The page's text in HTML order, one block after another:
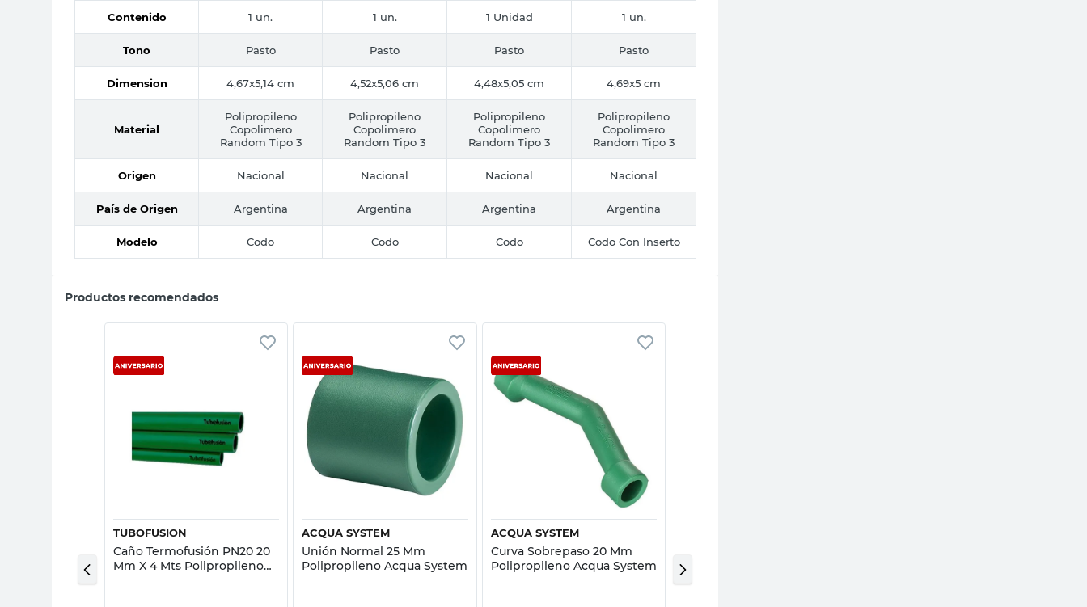
Contenido 1 un. 1 un. 1 Unidad 1 un.
Tono Pasto Pasto Pasto Pasto
Dimension 4,67x5,14 cm 4,52x5,06 cm 4,48x5,05 cm 4,69x5 cm
Material
Polipropileno
Copolimero
Random Tipo 3
Polipropileno
Copolimero
Random Tipo 3
Polipropileno
Copolimero
Random Tipo 3
Polipropileno
Copolimero
Random Tipo 3
Origen Nacional Nacional Nacional Nacional
País de Origen Argentina Argentina Argentina Argentina
Modelo Codo Codo Codo Codo Con Inserto
Productos recomendados
TUBOFUSION
Caño Termofusión PN20 20
Mm X 4 Mts Polipropileno
Vista rápida
ACQUA SYSTEM
Unión Normal 25 Mm
Polipropileno Acqua System
Vista rápida
ACQUA SYSTEM
Curva Sobrepaso 20 Mm
Polipropileno Acqua System
Inserto Tubofusión